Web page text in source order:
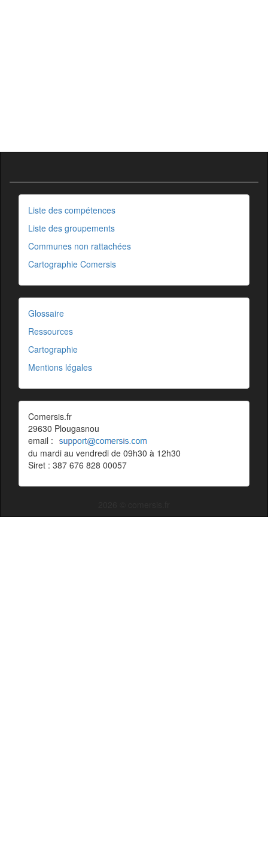
Liste des compétences
Liste des groupements
Communes non rattachées
Cartographie Comersis
Glossaire
Ressources
Cartographie
Mentions légales
Comersis.fr
29630 Plougasnou
email :
du mardi au vendredi de 09h30 à 12h30
Siret : 387 676 828 00057